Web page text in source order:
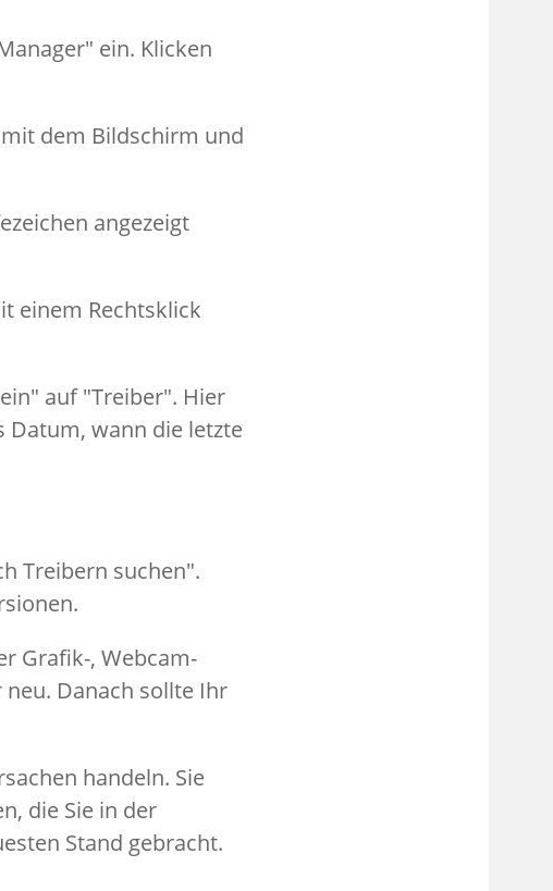
ein. Klicken
dem Bildschirm und
angezeigt
einem Rechtsklick
auf "Treiber". Hier
wann die letzte
Treibern suchen".
Grafik-, Webcam-
neu. Danach sollte Ihr
handeln. Sie
die Sie in der
Stand gebracht.